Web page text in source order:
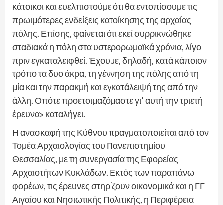
κάτοικοι και ευελπιστούμε ότι θα εντοπίσουμε τις
πρωιμότερες ενδείξεις κατοίκησης της αρχαίας
πόλης. Επίσης, φαίνεται ότι εκεί συρρικνώθηκε
σταδιακά η πόλη στα υστερορωμαϊκά χρόνια, λίγο
πριν εγκαταλειφθεί. Έχουμε, δηλαδή, κατά κάποιον
τρόπο τα δυο άκρα, τη γέννηση της πόλης από τη
μία και την παρακμή και εγκατάλειψή της από την
άλλη. Οπότε προετοιμαζόμαστε γι’ αυτή την τριετή
έρευνα» καταλήγει.
Η ανασκαφή της Κύθνου πραγματοποιείται από τον
Τομέα Αρχαιολογίας του Πανεπιστημίου
Θεσσαλίας, με τη συνεργασία της Εφορείας
Αρχαιοτήτων Κυκλάδων. Εκτός των παραπάνω
φορέων, τις έρευνες στηρίζουν οικονομικά και η ΓΓ
Αιγαίου και Νησιωτικής Πολιτικής, η Περιφέρεια